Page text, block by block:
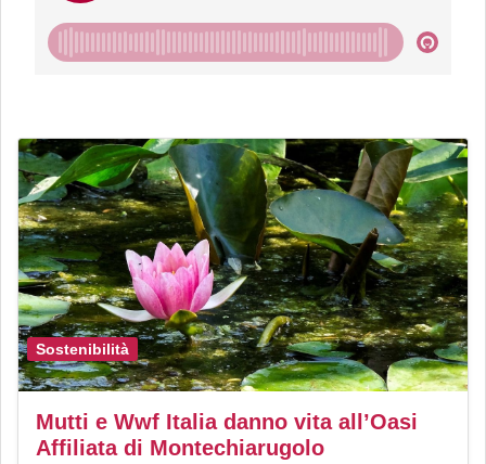
Sostenibilità
Mutti e Wwf Italia danno vita all’Oasi
Affiliata di Montechiarugolo